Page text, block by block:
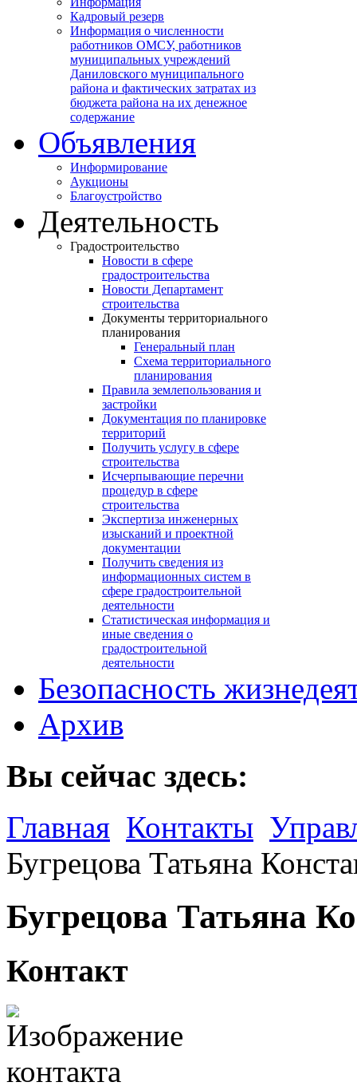
Кадровый резерв
Информация о численности
работников ОМСУ, работников
муниципальных учреждений
Даниловского муниципального
района и фактических затратах из
бюджета района на их денежное
содержание
Объявления
Информирование
Аукционы
Благоустройство
Деятельность
Градостроительство
Новости в сфере
градостроительства
Новости Департамент
строительства
Документы территориального
планирования
Генеральный план
Схема территориального
планирования
Правила землепользования и
застройки
Документация по планировке
территорий
Получить услугу в сфере
строительства
Исчерпывающие перечни
процедур в сфере
строительства
Экспертиза инженерных
изысканий и проектной
документации
Получить сведения из
информационных систем в
сфере градостроительной
деятельности
Статистическая информация и
иные сведения о
градостроительной
деятельности
Безопасность
Архив
Вы сейчас здесь:
Главная Контакты
Бугрецова Татьяна
Бугрецова Татьяна
Контакт